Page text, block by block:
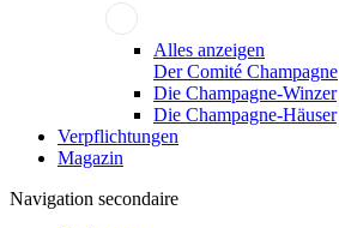
Alles anzeigen
Der Comité Champagne
Die Champagne-Winzer
Die Champagne-Häuser
Verpflichtungen
Magazin
Navigation secondaire